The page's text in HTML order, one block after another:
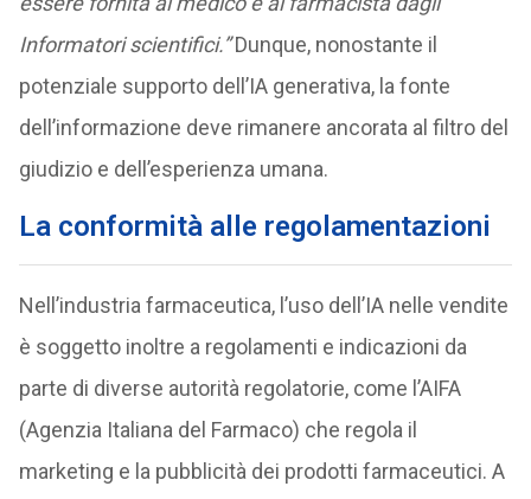
Informatori scientifici.”Dunque, nonostante il
potenziale supporto dell’IA generativa, la fonte
dell’informazione deve rimanere ancorata al filtro del
giudizio e dell’esperienza umana.
La conformità alle regolamentazioni
Nell’industria farmaceutica, l’uso dell’IA nelle vendite
è soggetto inoltre a regolamenti e indicazioni da
parte di diverse autorità regolatorie, come l’AIFA
(Agenzia Italiana del Farmaco) che regola il
marketing e la pubblicità dei prodotti farmaceutici. A